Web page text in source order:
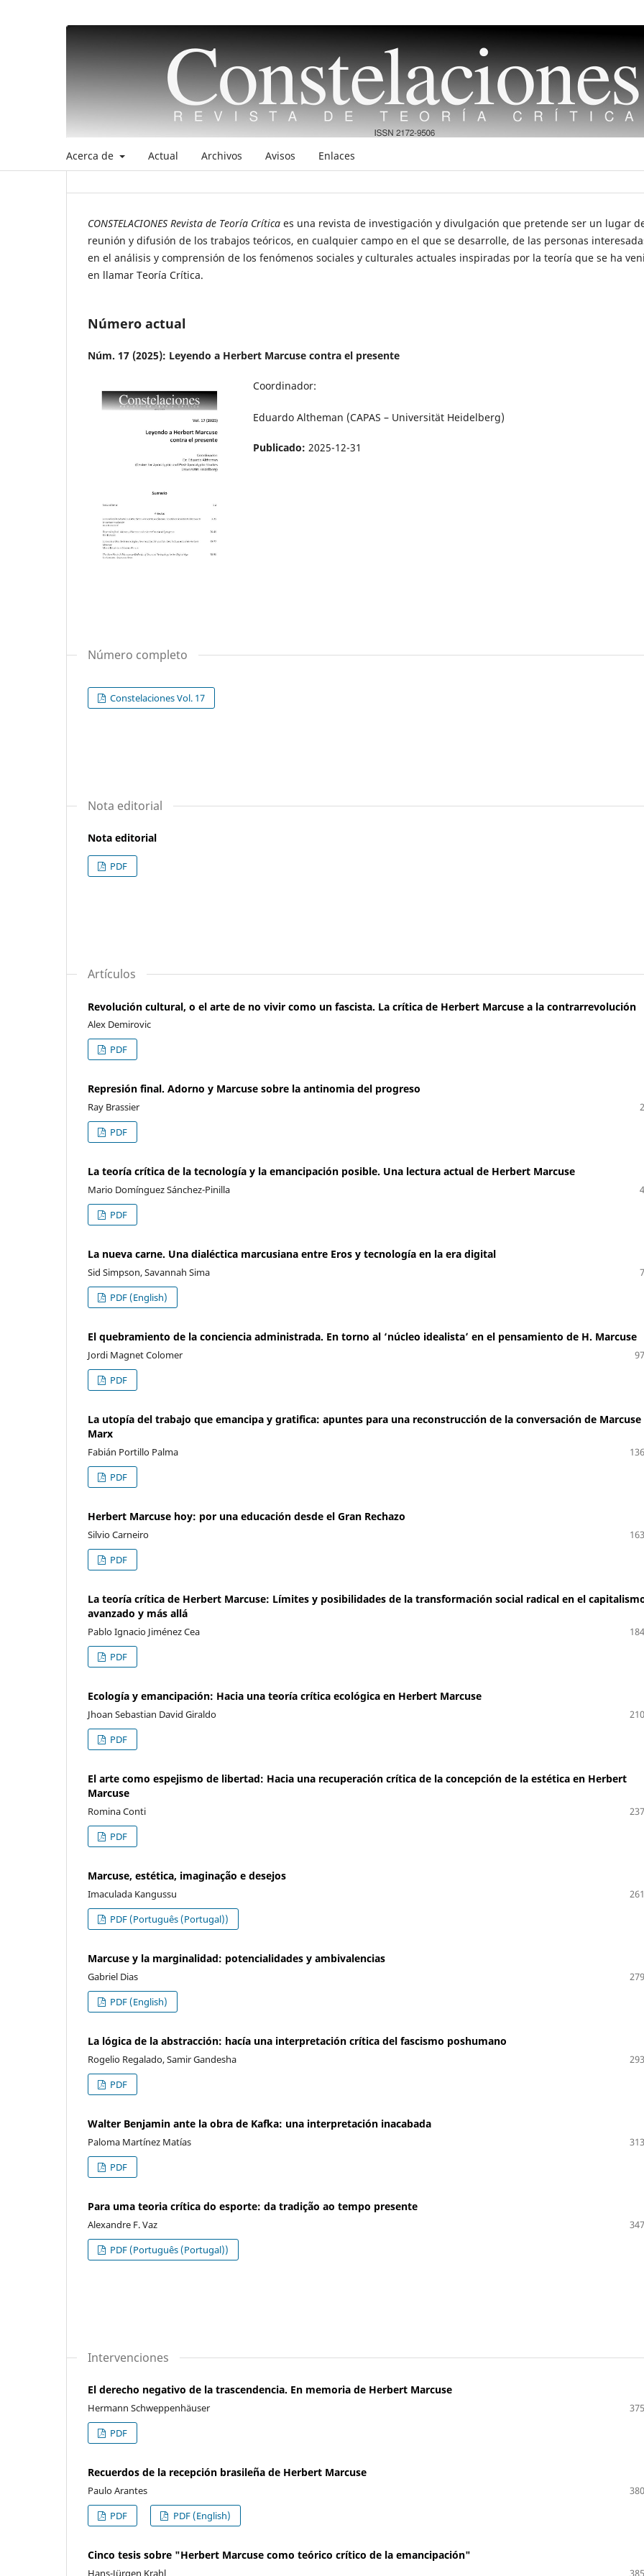
Acerca de Actual Archivos Avisos Enlaces
Número actual
Núm. 17 (2025): Leyendo a Herbert Marcuse contra el presente
Coordinador:
Eduardo Altheman (CAPAS – Universität Heidelberg)
Publicado: 2025-12-31
Número completo
Constelaciones Vol. 17
Nota editorial
Nota editorial
PDF
Artículos
Revolución cultural, o el arte de no vivir como un fascista. La crítica de Herbert Marcuse a la contrarrevolución
Alex Demirovic
PDF
Represión final. Adorno y Marcuse sobre la antinomia del progreso
Ray Brassier
PDF
La teoría crítica de la tecnología y la emancipación posible. Una lectura actual de Herbert Marcuse
Mario Domínguez Sánchez-Pinilla
PDF
La nueva carne. Una dialéctica marcusiana entre Eros y tecnología en la era digital
Sid Simpson, Savannah Sima
PDF (English)
El quebramiento de la conciencia administrada. En torno al ‘núcleo idealista’ en el pensamiento de H. Marcuse
Jordi Magnet Colomer
PDF
La utopía del trabajo que emancipa y gratifica: apuntes para una reconstrucción de la conversación de Marcuse
Marx
Fabián Portillo Palma
PDF
Herbert Marcuse hoy: por una educación desde el Gran Rechazo
Silvio Carneiro
PDF
La teoría crítica de Herbert Marcuse: Límites y posibilidades de la transformación social radical en el
avanzado y más allá
Pablo Ignacio Jiménez Cea
PDF
Ecología y emancipación: Hacia una teoría crítica ecológica en Herbert Marcuse
Jhoan Sebastian David Giraldo
PDF
El arte como espejismo de libertad: Hacia una recuperación crítica de la concepción de la estética en Herbert
Marcuse
Romina Conti
PDF
Marcuse, estética, imaginação e desejos
Imaculada Kangussu
PDF (Português (Portugal))
Marcuse y la marginalidad: potencialidades y ambivalencias
Gabriel Dias
PDF (English)
La lógica de la abstracción: hacía una interpretación crítica del fascismo poshumano
Rogelio Regalado, Samir Gandesha
PDF
Walter Benjamin ante la obra de Kafka: una interpretación inacabada
Paloma Martínez Matías
PDF
Para uma teoria crítica do esporte: da tradição ao tempo presente
Alexandre F. Vaz
PDF (Português (Portugal))
Intervenciones
El derecho negativo de la trascendencia. En memoria de Herbert Marcuse
Hermann Schweppenhäuser
PDF
Recuerdos de la recepción brasileña de Herbert Marcuse
Paulo Arantes
PDF
PDF (English)
Cinco tesis sobre "Herbert Marcuse como teórico crítico de la emancipación"
Hans-Jürgen Krahl
CONSTELACIONES Revista de Teoría Crítica es una revista de investigación y divulgación que pretende ser un lugar
reunión y difusión de los trabajos teóricos, en cualquier campo en el que se desarrolle, de las personas
en el análisis y comprensión de los fenómenos sociales y culturales actuales inspiradas por la teoría que se ha
en llamar Teoría Crítica.